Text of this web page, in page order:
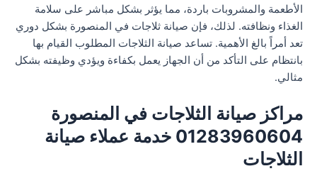
الأطعمة والمشروبات باردة، مما يؤثر بشكل مباشر على سلامة
الغذاء ونظافته. لذلك، فإن صيانة ثلاجات في المنصورة بشكل دوري
تعد أمراً بالغ الأهمية. تساعد صيانة الثلاجات المطلوب القيام بها
بانتظام على التأكد من أن الجهاز يعمل بكفاءة ويؤدي وظيفته بشكل
مثالي.
مراكز صيانة الثلاجات في المنصورة
01283960604 خدمة عملاء صيانة
الثلاجات